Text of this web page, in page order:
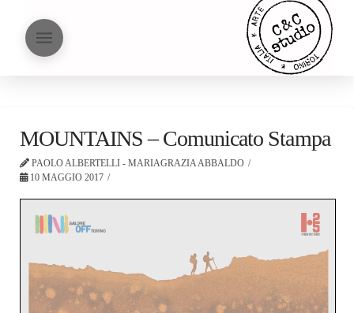
MOUNTAINS – Comunicato Stampa
PAOLO ALBERTELLI - MARIAGRAZIA ABBALDO
10 MAGGIO 2017